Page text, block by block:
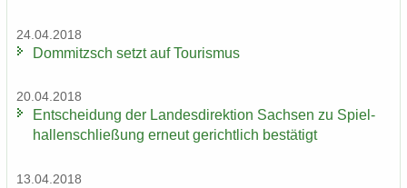
24.04.2018
Dom­mitzsch setzt auf Tou­ris­mus
20.04.2018
Ent­schei­dung der Lan­des­di­rek­ti­on Sach­sen zu Spiel­
hal­len­schlie­ßung er­neut ge­richt­lich be­stä­tigt
13.04.2018